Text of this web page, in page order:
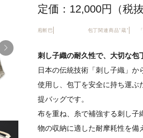
定価：12,000円（税抜
庖斬巴 包丁関連商品"蔵"
刺し子織の耐久性で、大切な包
日本の伝統技術「刺し子織」か
使用し、包丁を安全に持ち運ぶ
提バッグです。
布を重ね、糸で補強する刺し子
物の収納に適した耐摩耗性を備